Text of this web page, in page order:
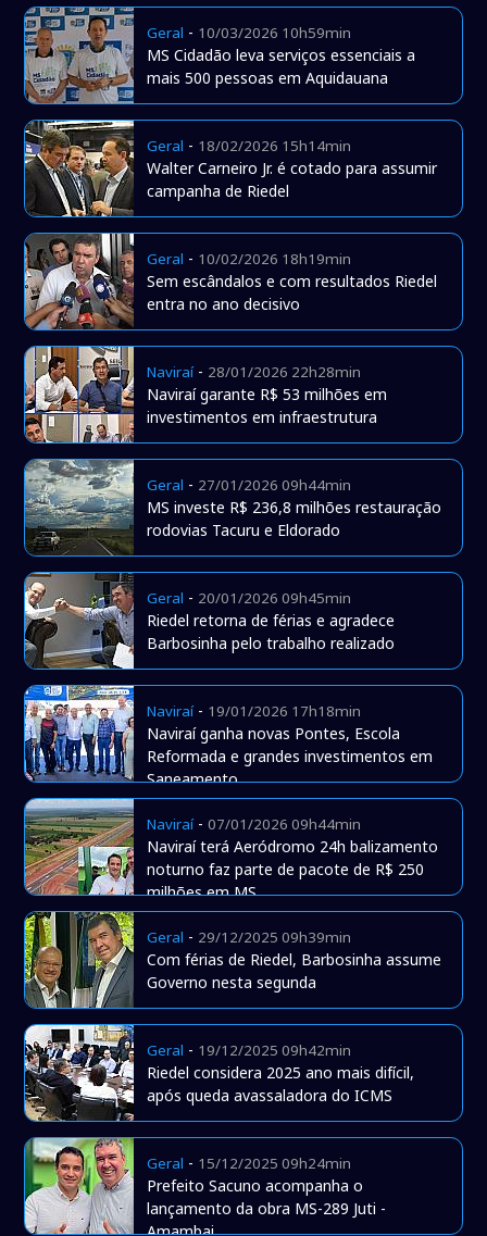
Geral - 10/03/2026 10h59min
MS Cidadão leva serviços essenciais a
mais 500 pessoas em Aquidauana
Geral - 18/02/2026 15h14min
Walter Carneiro Jr. é cotado para assumir
campanha de Riedel
Geral - 10/02/2026 18h19min
Sem escândalos e com resultados Riedel
entra no ano decisivo
Naviraí- 28/01/2026 22h28min
Naviraí garante R$ 53 milhões em
investimentos em infraestrutura
Geral - 27/01/2026 09h44min
MS investe R$ 236,8 milhões restauração
rodovias Tacuru e Eldorado
Geral - 20/01/2026 09h45min
Riedel retorna de férias e agradece
Barbosinha pelo trabalho realizado
Naviraí- 19/01/2026 17h18min
Naviraí ganha novas Pontes, Escola
Reformada e grandes investimentos em
Saneamento
Naviraí-07/01/2026 09h44min
Naviraí terá Aeródromo 24h balizamento
noturno faz parte de pacote de R$ 250
milhões em MS
Geral - 29/12/2025 09h39min
Com férias de Riedel, Barbosinha assume
Governo nesta segunda
Geral - 19/12/2025 09h42min
Riedel considera 2025 ano mais difícil,
após queda avassaladora do ICMS
Geral - 15/12/2025 09h24min
Prefeito Sacuno acompanha o
lançamento da obra MS-289 Juti -
Amambai